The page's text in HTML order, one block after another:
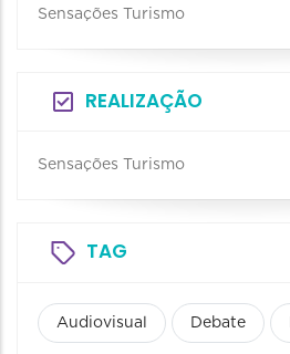
Sensações Turismo
REALIZAÇÃO
Sensações Turismo
TAG
Audiovisual Debate